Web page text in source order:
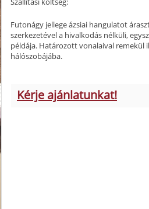
Futonágy jellege ázsiai hangulatot
szerkezetével a hivalkodás nélküli,
példája. Határozott vonalaival
hálószobájába.
Kérje ajánlatunkat!